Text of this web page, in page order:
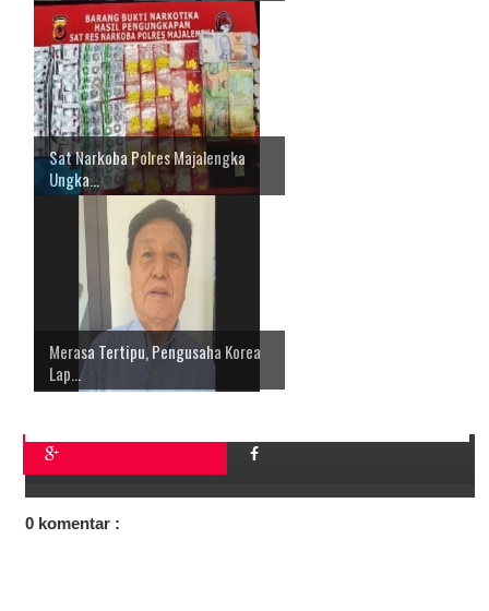
Sat Narkoba Polres Majalengka
Ungka...
Merasa Tertipu, Pengusaha Korea
Lap...
0 komentar :